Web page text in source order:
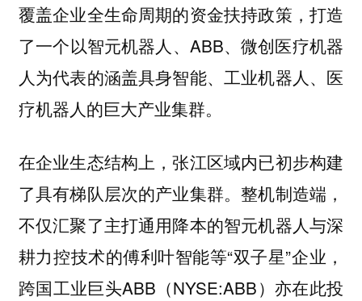
覆盖企业全生命周期的资金扶持政策，打造
了一个以智元机器人、ABB、微创医疗机器
人为代表的涵盖具身智能、工业机器人、医
疗机器人的巨大产业集群。
在企业生态结构上，张江区域内已初步构建
了具有梯队层次的产业集群。整机制造端，
不仅汇聚了主打通用降本的智元机器人与深
耕力控技术的傅利叶智能等“双子星”企业，
跨国工业巨头ABB（NYSE:ABB）亦在此投